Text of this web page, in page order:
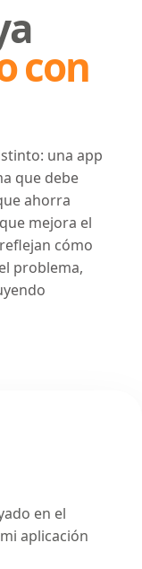
con
una app
que debe
ahorra
mejora el
cómo
problema,
en el
aplicación